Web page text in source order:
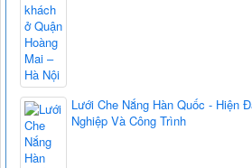
Lưới Che Nắng Hàn Quốc - Hiện
Nghiệp Và Công Trình